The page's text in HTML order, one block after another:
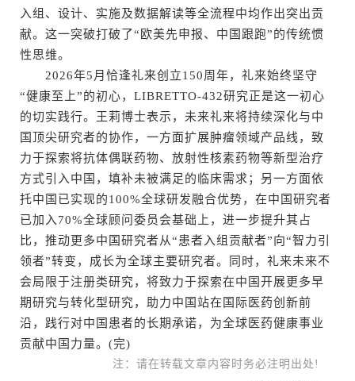
入组、设计、实施及数据解读等全流程中均作出突出贡
献。这一突破打破了“欧美先申报、中国跟跑”的传统惯
性思维。
2026年5月恰逢礼来创立150周年，礼来始终坚守
“健康至上”的初心，LIBRETTO-432研究正是这一初心
的切实践行。王莉博士表示，未来礼来将持续深化与中
国顶尖研究者的协作，一方面扩展肿瘤领域产品线，致
力于探索将抗体偶联药物、放射性核素药物等新型治疗
方式引入中国，填补未被满足的临床需求；另一方面依
托中国已实现的100%全球研发融合优势，在中国研究者
已加入70%全球顾问委员会基础上，进一步提升其占
比，推动更多中国研究者从“患者入组贡献者”向“智力引
领者”转变，成长为全球主要研究者。同时，礼来未来不
会局限于注册类研究，将致力于探索在中国开展更多早
期研究与转化型研究，助力中国站在国际医药创新前
沿，践行对中国患者的长期承诺，为全球医药健康事业
贡献中国力量。(完)
注：请在转载文章内容时务必注明出处!